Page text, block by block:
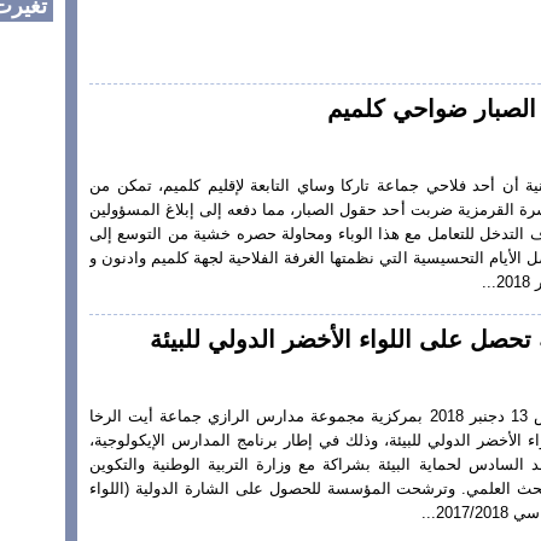
ضواحي كلميم
أن أحد فلاحي جماعة تاركا وساي التابعة لإقليم كلميم، تمكن من
القرمزية ضربت أحد حقول الصبار، مما دفعه إلى إبلاغ المسؤولين
التدخل للتعامل مع هذا الوباء ومحاولة حصره خشية من التوسع إلى
التحسيسية التي نظمتها الغرفة الفلاحية لجهة كلميم وادنون و
على اللواء الأخضر الدولي للبيئة
تغيرت نيوز تم يوم الخميس 13 دجنبر 2018 بمركزية مجموعة مدارس الرازي جماعة أيت الرخا
الأخضر الدولي للبيئة، وذلك في إطار برنامج المدارس الإيكولوجية،
لحماية البيئة بشراكة مع وزارة التربية الوطنية والتكوين
العلمي. وترشحت المؤسسة للحصول على الشارة الدولية (اللواء